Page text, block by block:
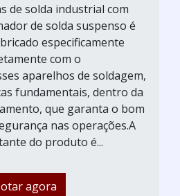
de solda industrial com
de solda suspenso é
especificamente
com o
aparelhos de soldagem,
fundamentais, dentro da
que garanta o bom
nas operações.A
do produto é...
agora